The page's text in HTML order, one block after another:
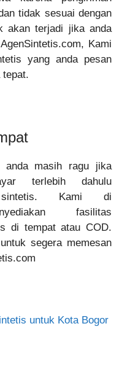
tidak sesuai dengan
akan terjadi jika anda
Kami
yang anda pesan
tepat.
anda masih ragu jika
terlebih dahulu
sintetis. Kami di
fasilitas
di tempat atau COD.
segera memesan
untuk Kota Bogor